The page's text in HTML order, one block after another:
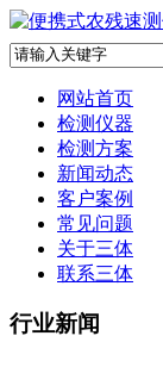
网站首页
检测仪器
检测方案
新闻动态
客户案例
常见问题
关于三体
联系三体
行业新闻